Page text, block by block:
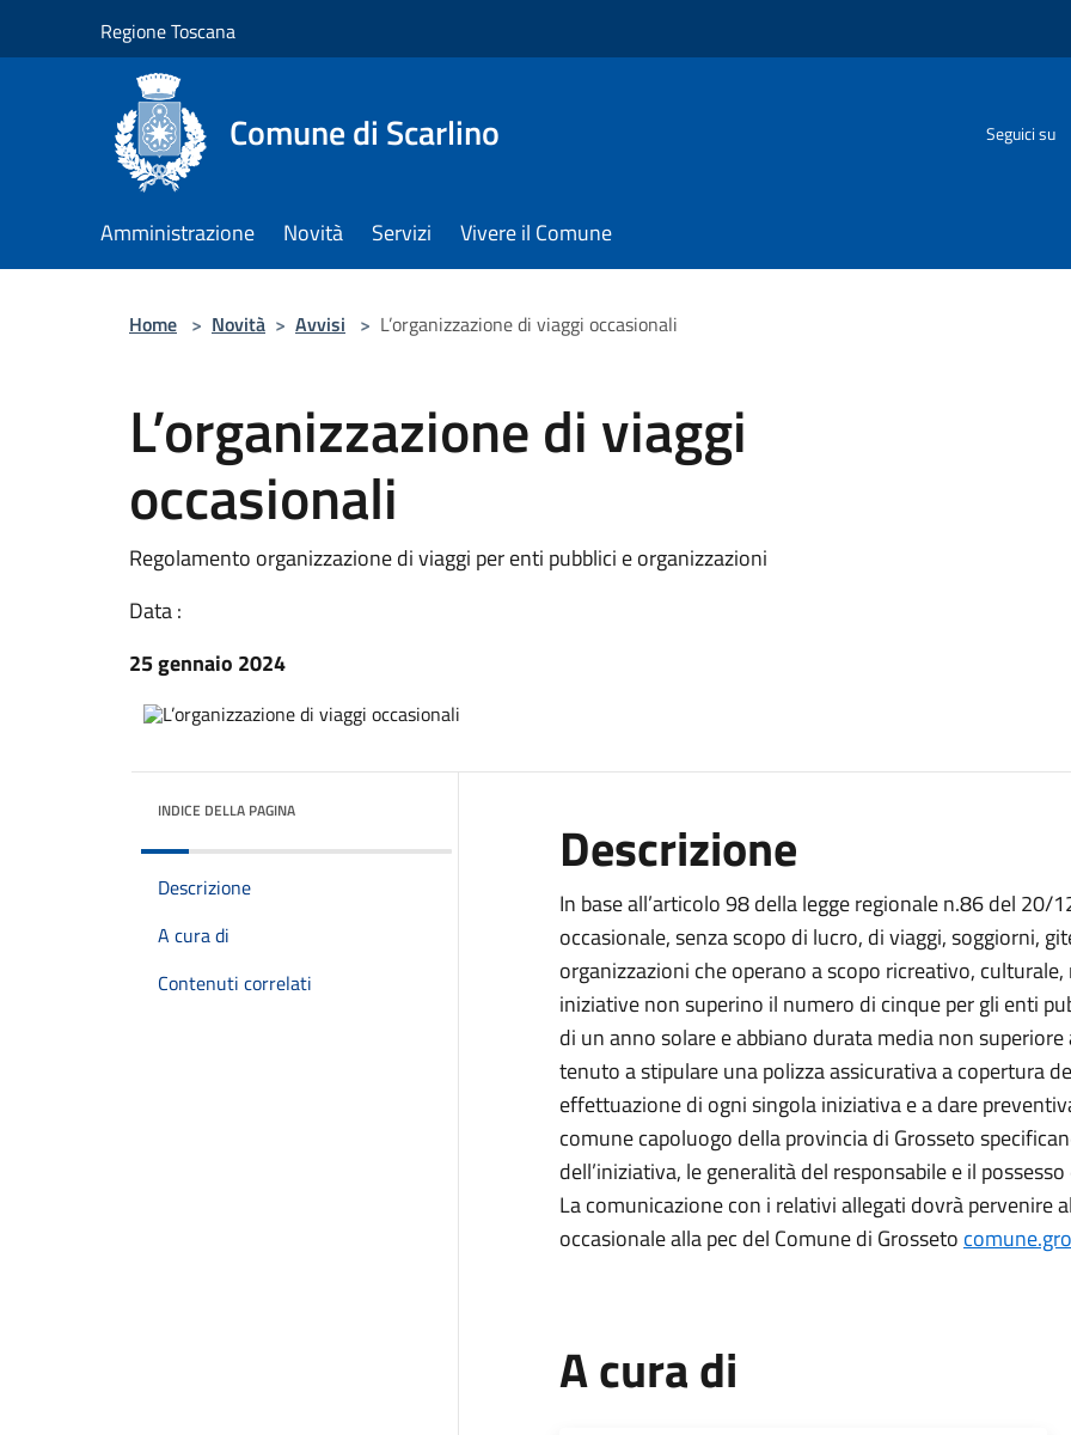
Regione Toscana
Comune di Scarlino Seguici su
Amministrazione Novità Servizi Vivere il Comune
Home > Novità > Avvisi > L’organizzazione di viaggi occasionali
L’organizzazione di viaggi
occasionali
Regolamento organizzazione di viaggi per enti pubblici e organizzazioni
Data :
25 gennaio 2024
INDICE DELLA PAGINA
Descrizione
A cura di
Contenuti correlati
Descrizione
In base all’articolo 98 della legge regionale n.86 del 20/
occasionale, senza scopo di lucro, di viaggi, soggiorni,
organizzazioni che operano a scopo ricreativo,
iniziative non superino il numero di cinque per gli enti
di un anno solare e abbiano durata media non
tenuto a stipulare una polizza assicurativa a copertura
effettuazione di ogni singola iniziativa e a dare
comune capoluogo della provincia di Grosseto
dell’iniziativa, le generalità del responsabile e il
La comunicazione con i relativi allegati dovrà pervenire
occasionale alla pec del Comune di Grosseto
A cura di